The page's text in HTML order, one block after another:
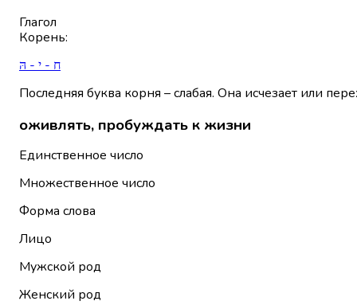
Глагол
Корень:
ח - י - הּ
Последняя буква корня – слабая. Она исчезает или
оживлять, пробуждать к жизни
Единственное число
Множественное число
Форма слова
Лицо
Мужской род
Женский род